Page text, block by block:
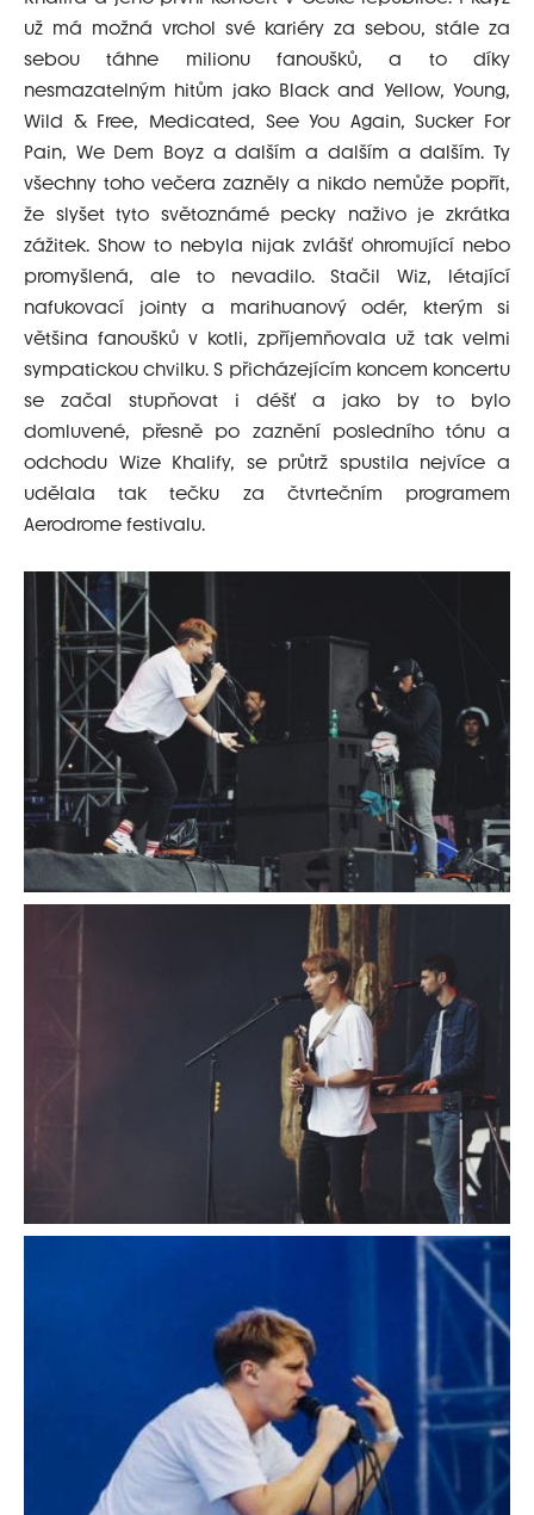
už má možná vrchol své kariéry za sebou, stále za
sebou táhne milionu fanoušků, a to díky
nesmazatelným hitům jako Black and Yellow, Young,
Wild & Free, Medicated, See You Again, Sucker For
Pain, We Dem Boyz a dalším a dalším a dalším. Ty
všechny toho večera zazněly a nikdo nemůže popřít,
že slyšet tyto světoznámé pecky naživo je zkrátka
zážitek. Show to nebyla nijak zvlášť ohromující nebo
promyšlená, ale to nevadilo. Stačil Wiz, létající
nafukovací jointy a marihuanový odér, kterým si
většina fanoušků v kotli, zpříjemňovala už tak velmi
sympatickou chvilku. S přicházejícím koncem koncertu
se začal stupňovat i déšť a jako by to bylo
domluvené, přesně po zaznění posledního tónu a
odchodu Wize Khalify, se průtrž spustila nejvíce a
udělala tak tečku za čtvrtečním programem
Aerodrome festivalu.